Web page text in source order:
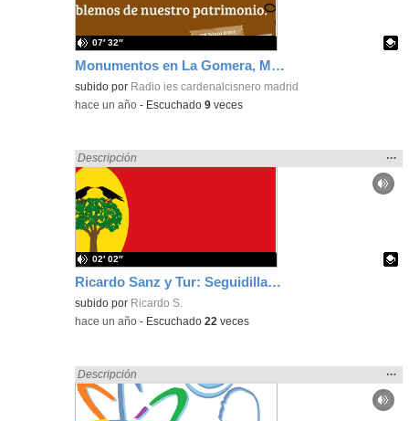
Monumentos en La Gomera, Madrid y Zaragoza
Contenido educativo.
subido por Radio ies cardenalcisnero madrid
07′ 32″
-hace un año - Escuchado9 veces
Ricardo Sanz y Tur: Seguidillas de Leciñena
Encontrado «zaragoza» en:
Descripción
la
…
Contenido educativo.
subido por Ricardo S.
02′ 02″
-hace un año - Escuchado22 veces
Encontrado «zaragoza» en:
Descripción
la
…